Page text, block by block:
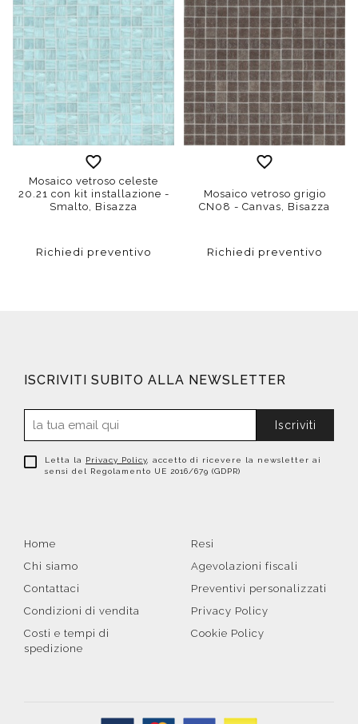
Mosaico vetroso celeste
20.21 con kit installazione -
Smalto, Bisazza
Richiedi preventivo
Mosaico vetroso grigio
CN08 - Canvas, Bisazza
Richiedi preventivo
ISCRIVITI SUBITO ALLA NEWSLETTER
Iscriviti
Letta la Privacy Policy , accetto di ricevere la newsletter ai
sensi del Regolamento UE 2016/679 (GDPR)
Home
Chi siamo
Contattaci
Condizioni di vendita
Costi e tempi di
spedizione
Resi
Agevolazioni fiscali
Preventivi personalizzati
Privacy Policy
Cookie Policy